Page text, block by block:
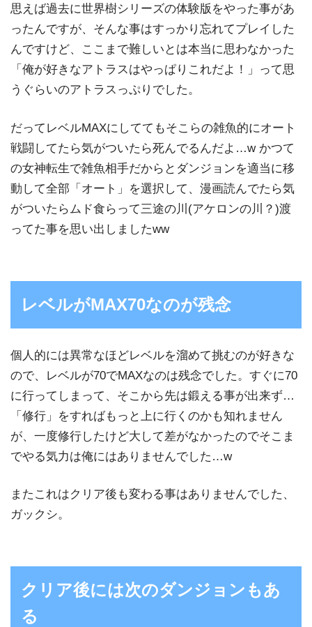
思えば過去に世界樹シリーズの体験版をやった事があ
ったんですが、そんな事はすっかり忘れてプレイした
んですけど、ここまで難しいとは本当に思わなかった
「俺が好きなアトラスはやっぱりこれだよ！」って思
うぐらいのアトラスっぷりでした。
だってレベルMAXにしててもそこらの雑魚的にオート
戦闘してたら気がついたら死んでるんだよ…w かつて
の女神転生で雑魚相手だからとダンジョンを適当に移
動して全部「オート」を選択して、漫画読んでたら気
がついたらムド食らって三途の川(アケロンの川？)渡
ってた事を思い出しましたww
レベルがMAX70なのが残念
個人的には異常なほどレベルを溜めて挑むのが好きな
ので、レベルが70でMAXなのは残念でした。すぐに70
に行ってしまって、そこから先は鍛える事が出来ず…
「修行」をすればもっと上に行くのかも知れません
が、一度修行したけど大して差がなかったのでそこま
でやる気力は俺にはありませんでした…w
またこれはクリア後も変わる事はありませんでした、
ガックシ。
クリア後には次のダンジョンもあ
る